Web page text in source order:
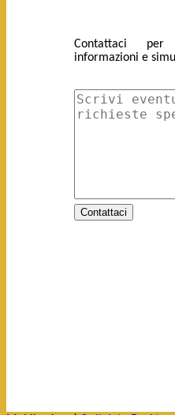
Contattaci
informazioni e